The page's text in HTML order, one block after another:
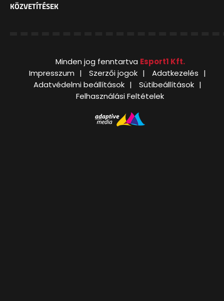
KÖZVETÍTÉSEK
Minden jog fenntartva Esport1 Kft.
Impresszum
Szerzői jogok
Adatkezelés
Adatvédelmi beállítások
Sütibeállítások
Felhasználási Feltételek